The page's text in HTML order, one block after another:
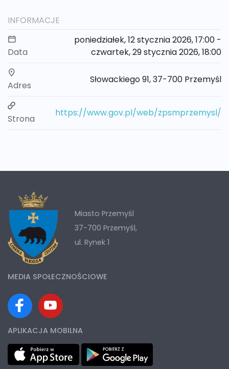
INFORMACJE
Data
poniedziałek, 12 stycznia 2026, 17:00 -
czwartek, 29 stycznia 2026, 18:00
Adres
Słowackiego 91, 37-700 Przemyśl
Strona
https://www.gov.pl/web/zpsmprzemysl/
Miasto Przemyśl
37-700 Przemyśl,
ul. Rynek 1
MEDIA SPOŁECZNOŚCIOWE
APLIKACJA MOBILNA